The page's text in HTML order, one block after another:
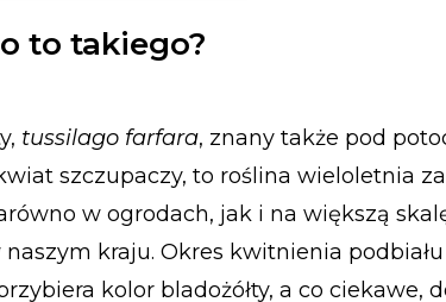
to takiego?
tussilago farfara, znany także pod
szczupaczy, to roślina wieloletnia
w ogrodach, jak i na większą
kraju. Okres kwitnienia
kolor bladożółty, a co